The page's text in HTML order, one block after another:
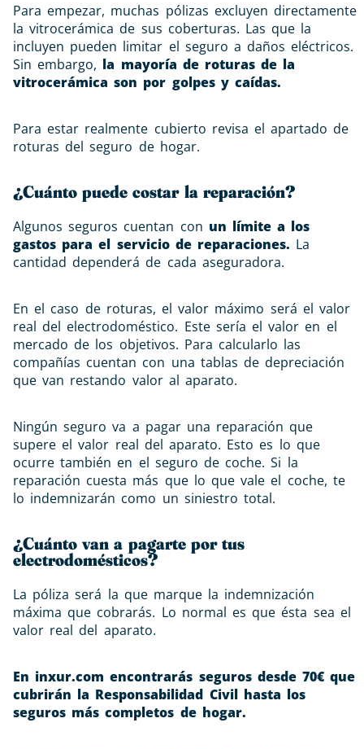
Para empezar, muchas pólizas excluyen directamente
la vitrocerámica de sus coberturas. Las que la
incluyen pueden limitar el seguro a daños eléctricos.
Sin embargo, la mayoría de roturas de la
vitrocerámica son por golpes y caídas.
Para estar realmente cubierto revisa el apartado de
roturas del seguro de hogar.
¿Cuánto puede costar la reparación?
Algunos seguros cuentan con un límite a los
gastos para el servicio de reparaciones. La
cantidad dependerá de cada aseguradora.
En el caso de roturas, el valor máximo será el valor
real del electrodoméstico. Este sería el valor en el
mercado de los objetivos. Para calcularlo las
compañías cuentan con una tablas de depreciación
que van restando valor al aparato.
Ningún seguro va a pagar una reparación que
supere el valor real del aparato. Esto es lo que
ocurre también en el seguro de coche. Si la
reparación cuesta más que lo que vale el coche, te
lo indemnizarán como un siniestro total.
¿Cuánto van a pagarte por tus
electrodomésticos?
La póliza será la que marque la indemnización
máxima que cobrarás. Lo normal es que ésta sea el
valor real del aparato.
En inxur.com encontrarás seguros desde 70€ que
cubrirán la Responsabilidad Civil hasta los
seguros más completos de hogar.